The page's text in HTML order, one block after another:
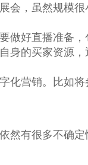
，虽然规模很
做好直播准备
身的买家资源
化营销。比如
然有很多不确